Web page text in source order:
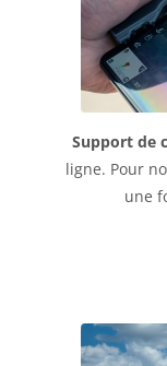
Support de
ligne. Pour
une